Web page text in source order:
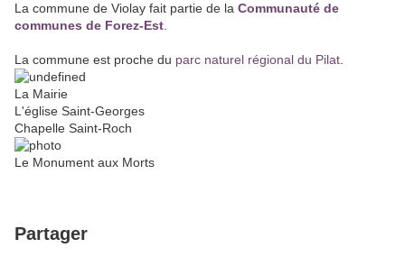
La commune de Violay fait partie de la Communauté de
communes de Forez-Est
La commune est proche du parc naturel régional du Pilat
La Mairie
L'église Saint-Georges
Chapelle Saint-Roch
Le Monument aux Morts
Partager